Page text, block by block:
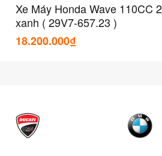
Xe Máy Honda Wave 110CC
xanh ( 29V7-657.23 )
18.200.000₫